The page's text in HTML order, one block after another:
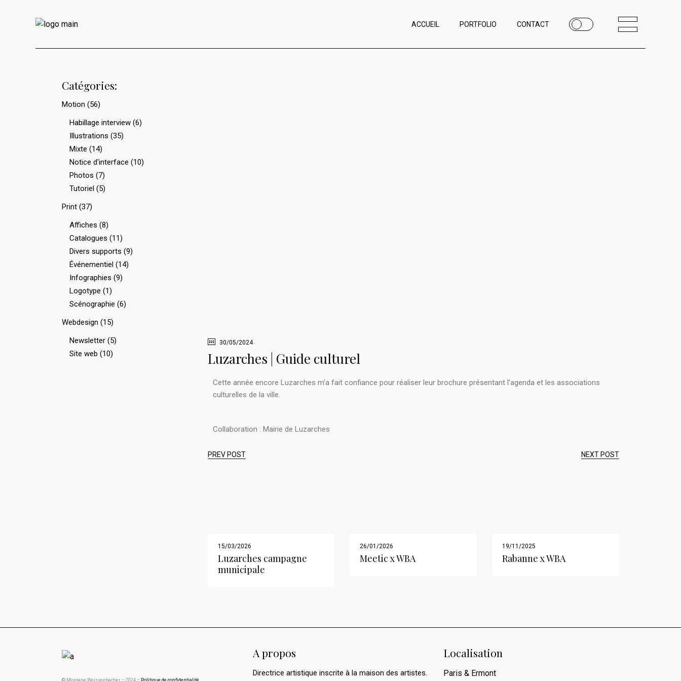
ACCUEIL PORTFOLIO CONTACT
30/05/2024
Luzarches | Guide culturel
Cette année encore Luzarches m’a fait confiance pour réaliser leur brochure présentant l’agenda et les associations
culturelles de la ville.
Collaboration : Mairie de Luzarches
PREV POST NEXT POST
15/03/2026
Luzarches campagne
municipale
26/01/2026
Meetic x WBA
19/11/2025
Rabanne x WBA
Catégories:
Motion (56)
Habillage interview (6)
Illustrations (35)
Mixte (14)
Notice d'interface (10)
Photos (7)
Tutoriel (5)
Print (37)
Affiches (8)
Catalogues (11)
Divers supports (9)
Événementiel (14)
Infographies (9)
Logotype (1)
Scénographie (6)
Webdesign (15)
Newsletter (5)
Site web (10)
A propos
Directrice artistique inscrite à la maison des artistes.
Localisation
Paris & Ermont